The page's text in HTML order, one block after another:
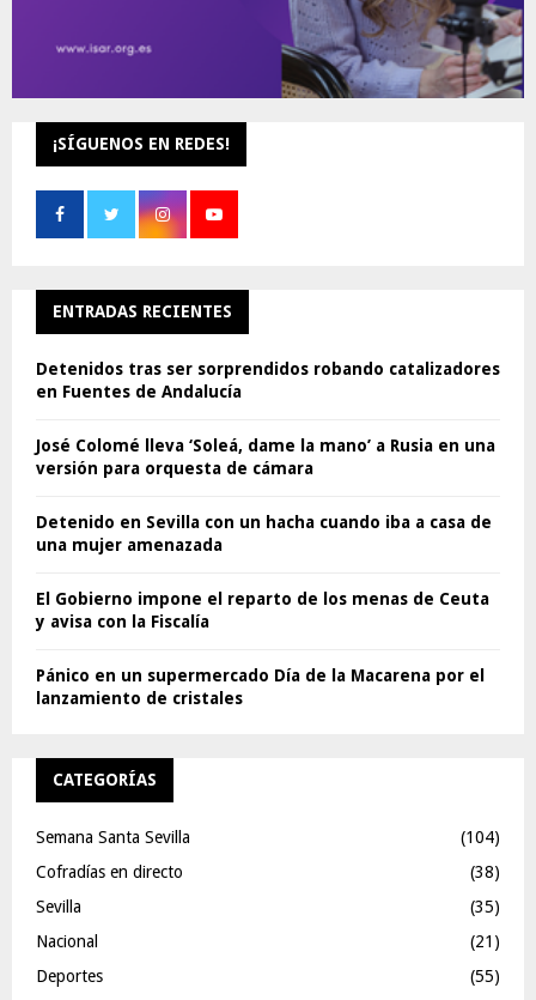
¡SÍGUENOS EN REDES!
ENTRADAS RECIENTES
Detenidos tras ser sorprendidos robando catalizadores
en Fuentes de Andalucía
José Colomé lleva ‘Soleá, dame la mano’ a Rusia en una
versión para orquesta de cámara
Detenido en Sevilla con un hacha cuando iba a casa de
una mujer amenazada
El Gobierno impone el reparto de los menas de Ceuta
y avisa con la Fiscalía
Pánico en un supermercado Día de la Macarena por el
lanzamiento de cristales
CATEGORÍAS
Semana Santa Sevilla
(104)
Cofradías en directo
(38)
Sevilla
(35)
Nacional
(21)
Deportes
(55)